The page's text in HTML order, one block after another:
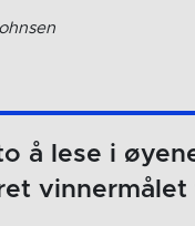
å lese i